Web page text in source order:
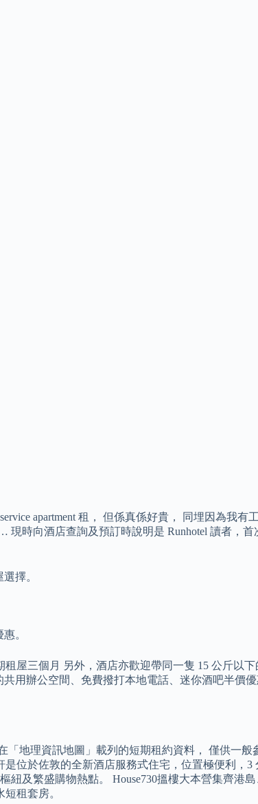
apartment 租， 但係真係好貴， 同埋因為我有
時向酒店查詢及預訂時說明是 Runhotel 讀者，
擇。
。
屋三個月 另外，酒店亦歡迎帶同一隻 15 公斤以
用辦公空間、免費撥打本地電話、迷你酒吧半價
地理資訊地圖」載列的短期租約資料， 僅供一般
位於佐敦的全新酒店服務式住宅，位置極便利，
及繁盛購物熱點。 House730搵樓大本營集齊港
租套房。